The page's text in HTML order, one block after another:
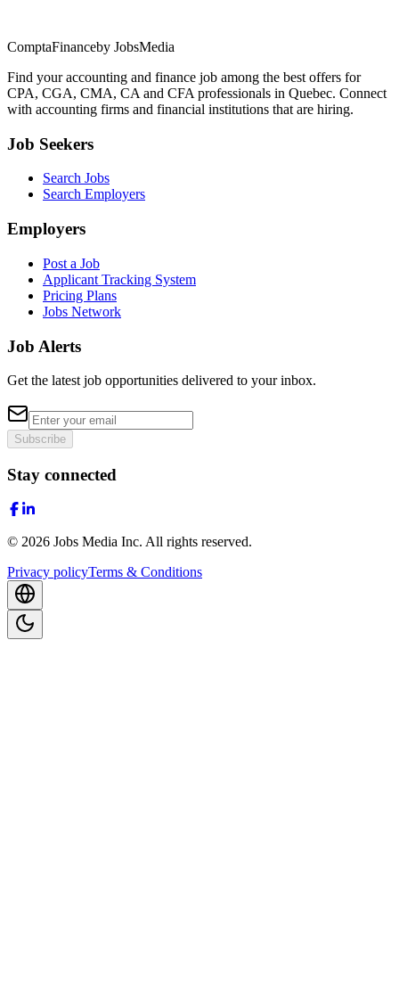
ComptaFinanceby JobsMedia
Find your accounting and finance job among the best offers for
CPA, CGA, CMA, CA and CFA professionals in Quebec. Connect
with accounting firms and financial institutions that are hiring.
Job Seekers
Search Jobs
Search Employers
Employers
Post a Job
Applicant Tracking System
Pricing Plans
Jobs Network
Job Alerts
Get the latest job opportunities delivered to your inbox.
Subscribe
Stay connected
© 2026 Jobs Media Inc. All rights reserved.
Privacy policyTerms & Conditions